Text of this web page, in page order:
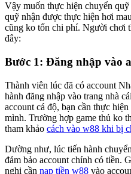
Vậy muốn thực hiện chuyển
quỹ nhận được thực hiện hơi
cũng ko tốn chi phí. Người chơi
đây:
Bước 1: Đăng nhập vào
Thành viên lúc đã có account
hành đăng nhập vào trang nhà
account cá độ, bạn cần thực
mình. Trường hợp game thủ ko
tham khảo cách vào w88 khi bị
Dường như, lúc tiến hành
đảm bảo account chính có tiền.
nghị cần nạp tiền w88 vào